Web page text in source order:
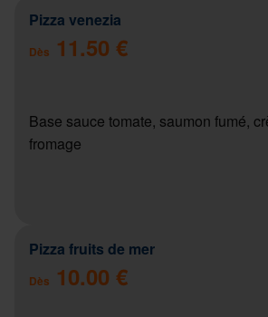
Pizza venezia
Dès 11.50 €
Base sauce tomate, saumon fumé,
fromage
Pizza fruits de mer
Dès 10.00 €